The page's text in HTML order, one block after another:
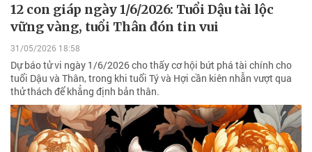
12 con giáp ngày 1/6/2026: Tuổi Dậu tài lộc
vững vàng, tuổi Thân đón tin vui
31/05/2026 18:58
Dự báo tử vi ngày 1/6/2026 cho thấy cơ hội bứt phá tài chính cho
tuổi Dậu và Thân, trong khi tuổi Tý và Hợi cần kiên nhẫn vượt qua
thử thách để khẳng định bản thân.